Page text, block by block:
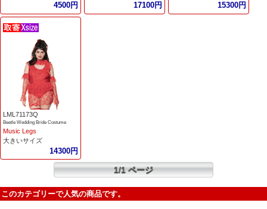
4500円 17100円 15300円
LML71173Q
Beetle Wedding Bride Costume
Music Legs
大きいサイズ
14300円
1/1 ページ
このカテゴリーで人気の商品です。